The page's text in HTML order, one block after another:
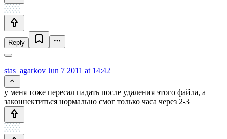
Reply
stas_agarkov Jun 7 2011 at 14:42
у меня тоже пересал падать после удаления этого файла, а
законнектиться нормально смог только часа через 2-3